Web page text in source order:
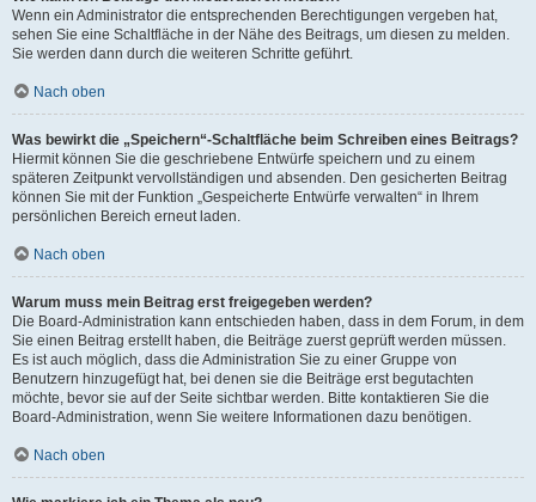
Wenn ein Administrator die entsprechenden Berechtigungen vergeben hat,
sehen Sie eine Schaltfläche in der Nähe des Beitrags, um diesen zu melden.
Sie werden dann durch die weiteren Schritte geführt.
Nach oben
Was bewirkt die „Speichern“-Schaltfläche beim Schreiben eines Beitrags?
Hiermit können Sie die geschriebene Entwürfe speichern und zu einem
späteren Zeitpunkt vervollständigen und absenden. Den gesicherten Beitrag
können Sie mit der Funktion „Gespeicherte Entwürfe verwalten“ in Ihrem
persönlichen Bereich erneut laden.
Nach oben
Warum muss mein Beitrag erst freigegeben werden?
Die Board-Administration kann entschieden haben, dass in dem Forum, in dem
Sie einen Beitrag erstellt haben, die Beiträge zuerst geprüft werden müssen.
Es ist auch möglich, dass die Administration Sie zu einer Gruppe von
Benutzern hinzugefügt hat, bei denen sie die Beiträge erst begutachten
möchte, bevor sie auf der Seite sichtbar werden. Bitte kontaktieren Sie die
Board-Administration, wenn Sie weitere Informationen dazu benötigen.
Nach oben